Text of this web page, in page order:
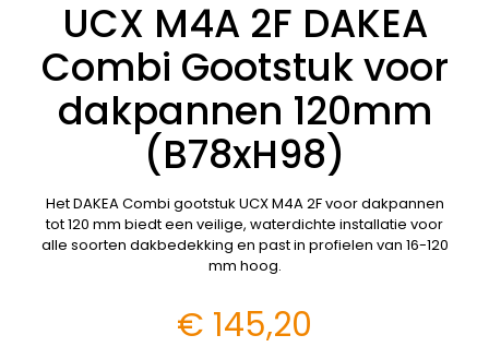
UCX M4A 2F DAKEA
Combi Gootstuk voor
dakpannen 120mm
(B78xH98)
Het DAKEA Combi gootstuk UCX M4A 2F voor dakpannen
tot 120 mm biedt een veilige, waterdichte installatie voor
alle soorten dakbedekking en past in profielen van 16-120
mm hoog.
€ 145,20